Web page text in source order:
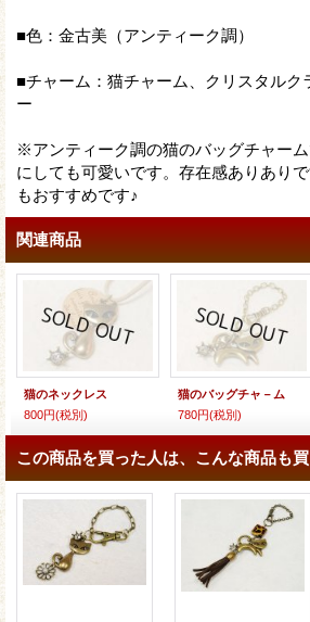
■色：金古美（アンティーク調）
■チャーム：猫チャーム、クリスタルク
ー
※アンティーク調の猫のバッグチャー
にしても可愛いです。存在感ありあり
もおすすめです♪
関連商品
猫のネックレス
800円(税別)
猫のバッグチャ－ム
780円(税別)
この商品を買った人は、こんな商品も